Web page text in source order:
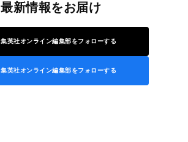
最新情報をお届け
集英社オンライン編集部をフォローする
集英社オンライン編集部をフォローする